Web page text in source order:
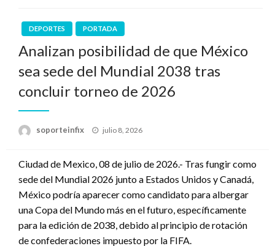
DEPORTES PORTADA
Analizan posibilidad de que México
sea sede del Mundial 2038 tras
concluir torneo de 2026
soporteinfix
Publicado
julio 8, 2026
Ciudad de Mexico, 08 de julio de 2026.- Tras fungir como
sede del Mundial 2026 junto a Estados Unidos y Canadá,
México podría aparecer como candidato para albergar
una Copa del Mundo más en el futuro, específicamente
para la edición de 2038, debido al principio de rotación
de confederaciones impuesto por la FIFA.